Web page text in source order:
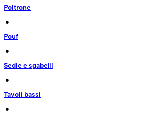
Poltrone
•
Pouf
•
Sedie e sgabelli
•
Tavoli bassi
•